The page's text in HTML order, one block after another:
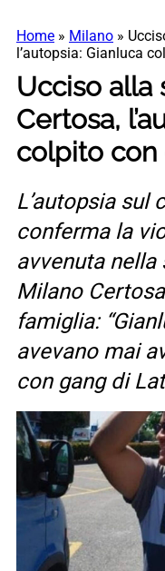
Home » Milano »
l’autopsia: Gianluca
Ucciso alla
Certosa,
colpito
L’autopsia sul
conferma la
avvenuta
Milano
famiglia:
avevano mai
con gang di